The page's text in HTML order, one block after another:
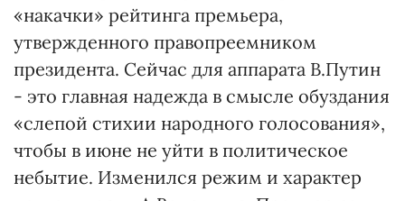
«накачки» рейтинга премьера,
утвержденного правопреемником
президента. Сейчас для аппарата В.Путин
- это главная надежда в смысле обуздания
«слепой стихии народного голосования»,
чтобы в июне не уйти в политическое
небытие. Изменился режим и характер